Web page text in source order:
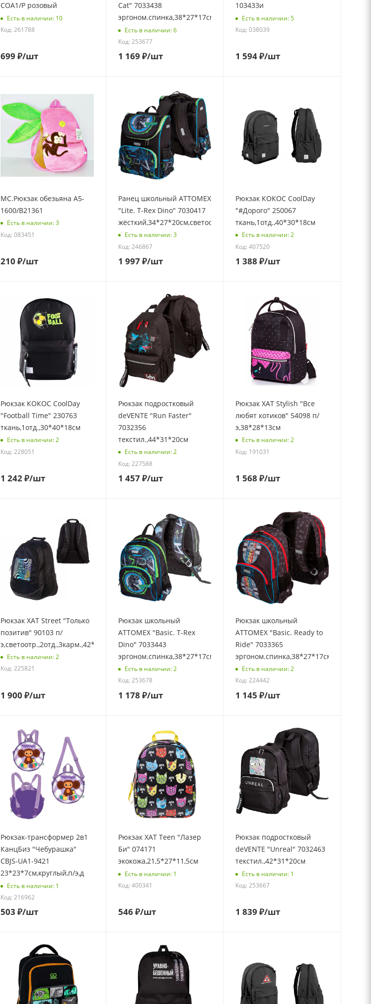
СОА1/Р розовый
Есть в наличии: 10
Код: 261788
699 ₽/шт
Cat" 7033438
эргоном.спинка,38*27*17см,свет
Есть в наличии: 6
Код: 253677
1 169 ₽/шт
103433и
Есть в наличии: 5
Код: 038039
1 594₽/шт
МС.Рюкзак обезьяна A5-
1600/B21361
Есть в наличии: 3
Код: 083451
210 ₽/шт
Ранец школьный ATTOMEX
"Lite. T-Rex Dino" 7030417
жёсткий,34*27*20см,светоотраж.
Есть в наличии: 3
Код: 246867
1 997₽/шт
Рюкзак КОКОС CoolDay
"#Дорого" 250067
ткань,1отд.,40*30*18см
Есть в наличии: 2
Код: 407520
1 388 ₽/шт
Рюкзак КОКОС CoolDay
"Football Time" 230763
ткань,1отд.,30*40*18см
Есть в наличии: 2
Код: 228051
1 242₽/шт
Рюкзак подростковый
deVENTE "Run Faster"
7032356
текстил.,44*31*20см
Есть в наличии: 2
Код: 227588
1 457₽/шт
Рюкзак ХАТ Stylish "Все
любят котиков" 54098 п/
э,38*28*13см
Есть в наличии: 2
Код: 191031
1 568 ₽/шт
Рюкзак ХАТ Street "Только
позитив" 90103 п/
э,светоотр.,2отд.,3карм.,42*30*20см
Есть в наличии: 2
Код: 225821
1 900 ₽/шт
Рюкзак школьный
ATTOMEX "Basic. T-Rex
Dino" 7033443
эргоном.спинка,38*27*17см,св
Есть в наличии: 2
Код: 253678
1 178 ₽/шт
Рюкзак школьный
ATTOMEX "Basic. Ready to
Ride" 7033365
эргоном.спинка,38*27*17см
Есть в наличии: 2
Код: 224442
1 145 ₽/шт
Рюкзак-трансформер 2в1
КанцБиз "Чебурашка"
CBJS-UA1-9421
23*23*7см,круглый,п/э,д
Есть в наличии: 1
Код: 216962
503 ₽/шт
Рюкзак ХАТ Teen "Лазер
Би" 074171
экокожа,21,5*27*11,5см
Есть в наличии: 1
Код: 400341
546₽/шт
Рюкзак подростковый
deVENTE "Unreal" 7032463
текстил.,42*31*20см
Есть в наличии: 1
Код: 253667
1 839 ₽/шт